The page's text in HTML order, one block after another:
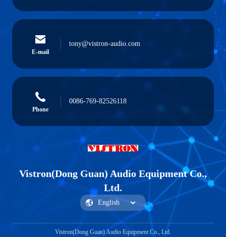
E-mail
tony@vistron-audio.com
Phone
0086-769-82526118
Vistron(Dong Guan) Audio Equipment Co.,
Ltd.
Vistron(Dong Guan) Audio Equipment Co., Ltd.